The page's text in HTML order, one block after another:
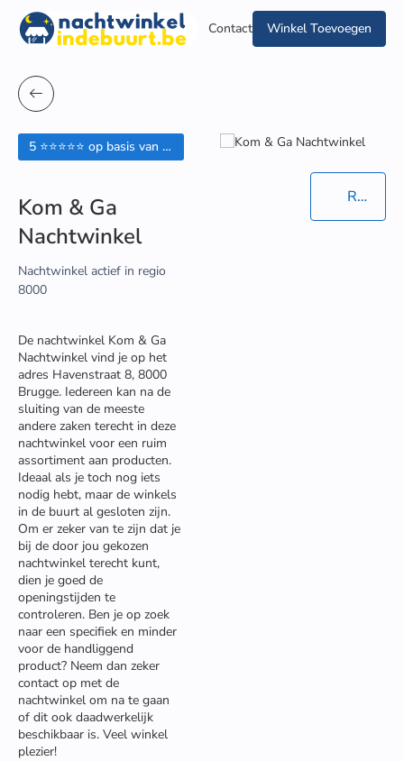
Contact Winkel Toevoegen
Routebeschrijving in Google Maps
5 ⭐⭐⭐⭐⭐ op basis van 5 beoordelingen
Kom & Ga
Nachtwinkel
Nachtwinkel actief in regio
8000
De nachtwinkel Kom & Ga
Nachtwinkel vind je op het
adres Havenstraat 8, 8000
Brugge. Iedereen kan na de
sluiting van de meeste
andere zaken terecht in deze
nachtwinkel voor een ruim
assortiment aan producten.
Ideaal als je toch nog iets
nodig hebt, maar de winkels
in de buurt al gesloten zijn.
Om er zeker van te zijn dat je
bij de door jou gekozen
nachtwinkel terecht kunt,
dien je goed de
openingstijden te
controleren. Ben je op zoek
naar een specifiek en minder
voor de handliggend
product? Neem dan zeker
contact op met de
nachtwinkel om na te gaan
of dit ook daadwerkelijk
beschikbaar is. Veel winkel
plezier!